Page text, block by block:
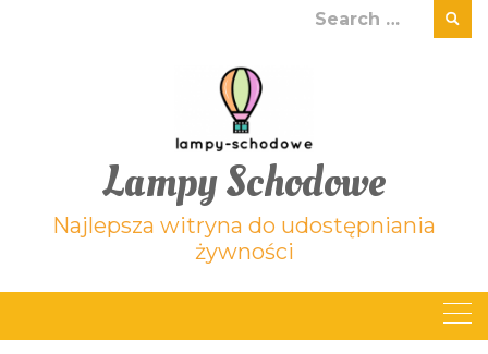
Search
Lampy Schodowe
Najlepsza witryna do udostępniania
żywności